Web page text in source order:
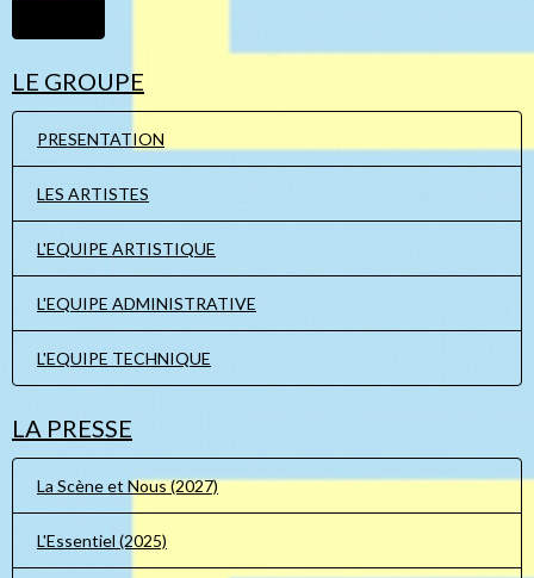
LE GROUPE
PRESENTATION
LES ARTISTES
L'EQUIPE ARTISTIQUE
L'EQUIPE ADMINISTRATIVE
L'EQUIPE TECHNIQUE
LA PRESSE
La Scène et Nous (2027)
L'Essentiel (2025)